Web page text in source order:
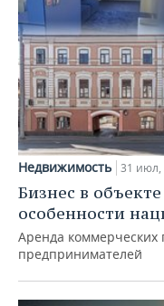
Недвижимость 31 июл,
Бизнес в
особенности
Аренда коммерческих
предпринимателей